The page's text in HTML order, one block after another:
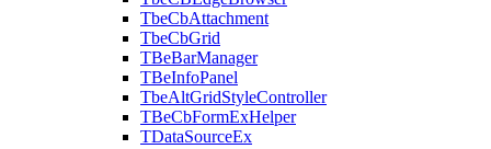
TbeCbAttachment
TbeCbGrid
TBeBarManager
TBeInfoPanel
TbeAltGridStyleController
TBeCbFormExHelper
TDataSourceEx